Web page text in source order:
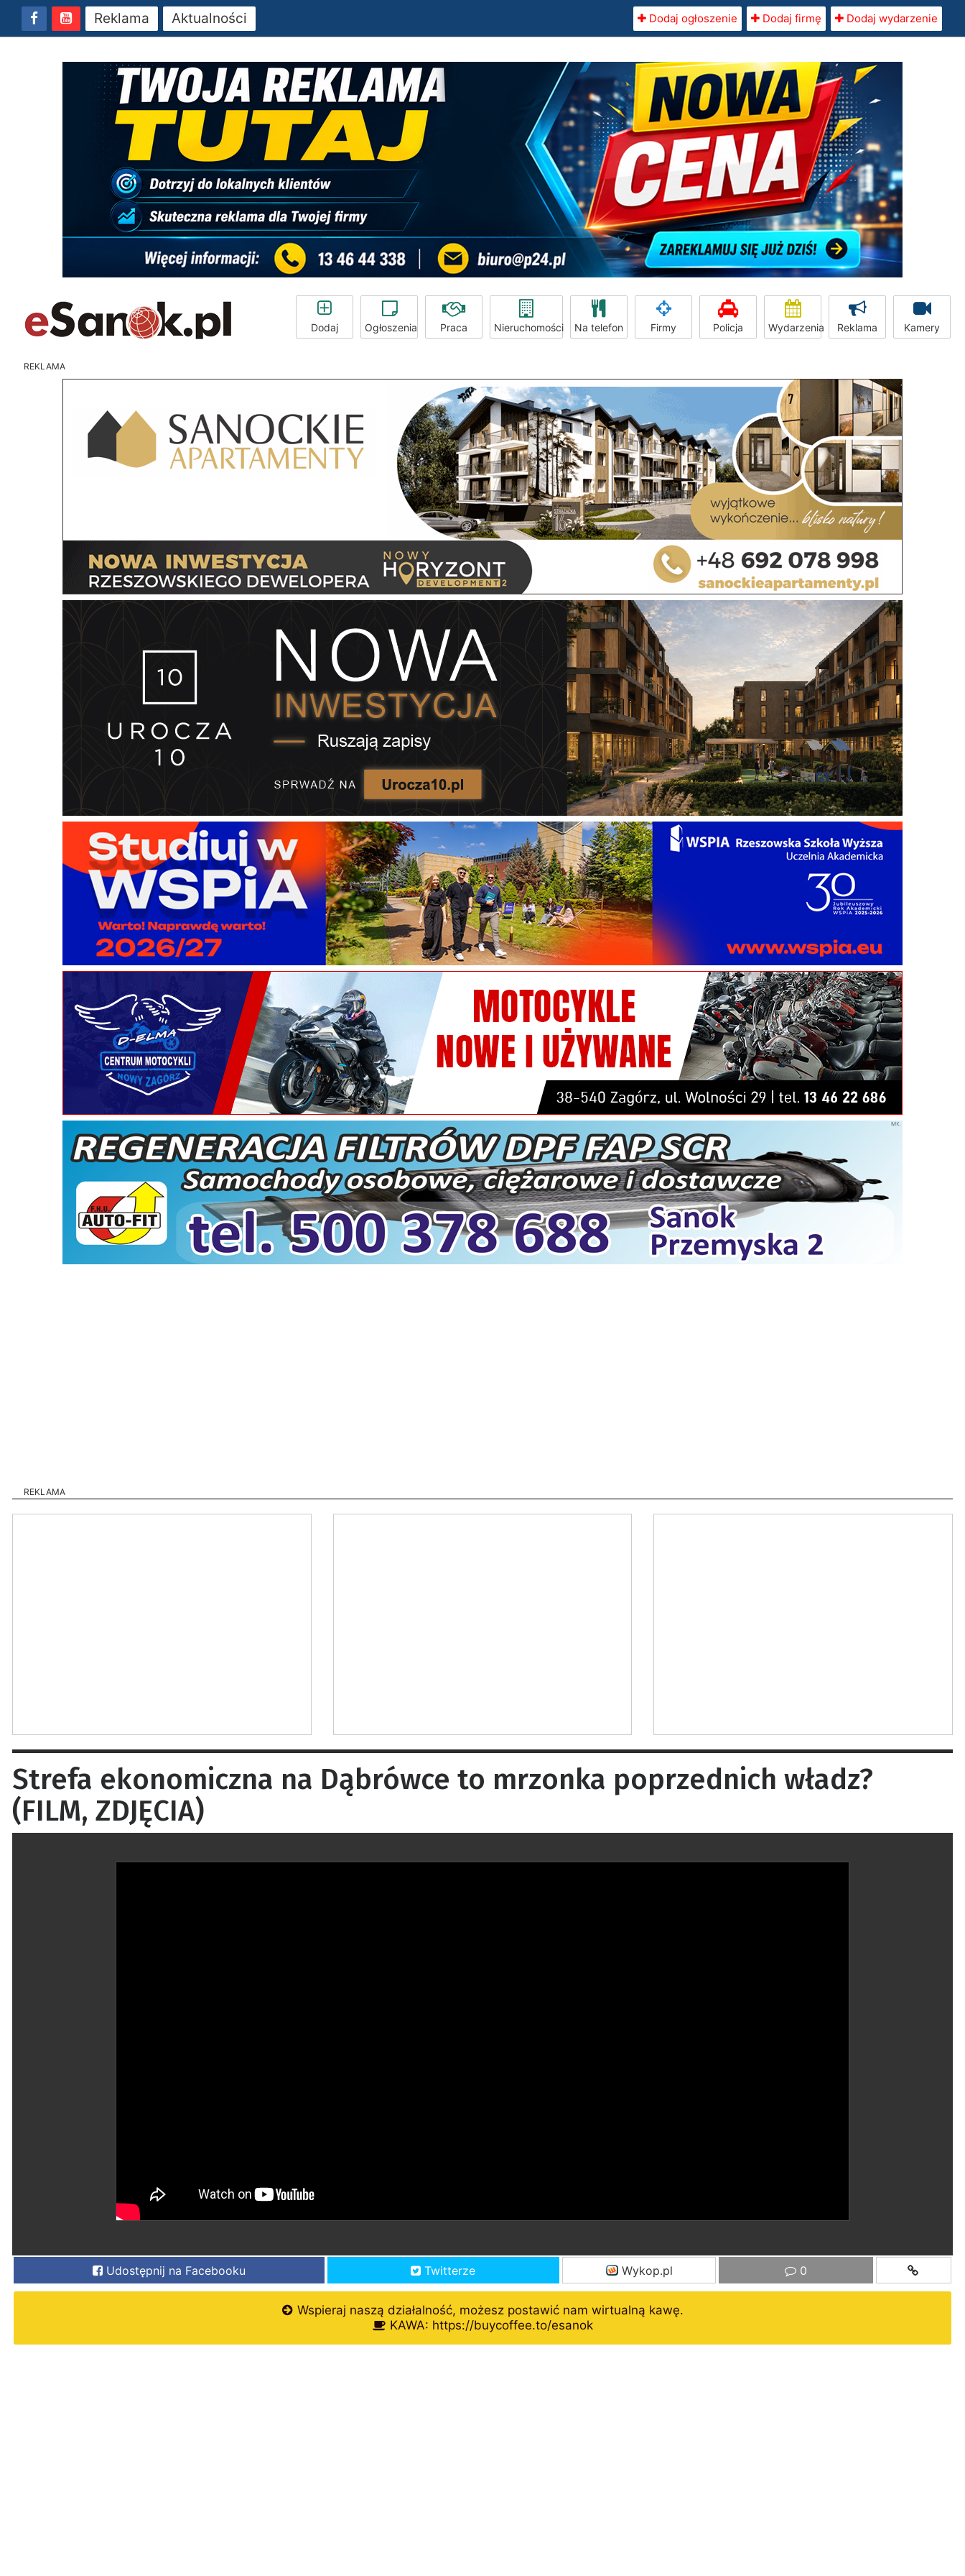
Reklama Aktualności Dodaj ogłoszenie Dodaj firmę Dodaj wydarzenie
Dodaj Ogłoszenia Praca Nieruchomości Na telefon Firmy Policja Wydarzenia Reklama Kamery
REKLAMA
REKLAMA
Strefa ekonomiczna na Dąbrówce to mrzonka poprzednich władz?
(FILM, ZDJĘCIA)
Udostępnij na Facebooku Twitterze Wykop.pl 0
Wspieraj naszą działalność, możesz postawić nam wirtualną kawę.
KAWA: https://buycoffee.to/esanok